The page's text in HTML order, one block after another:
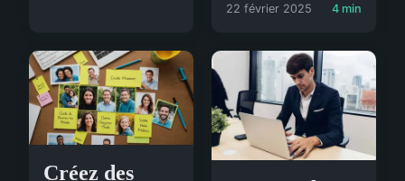
22 février 2025 4 min
Créez des